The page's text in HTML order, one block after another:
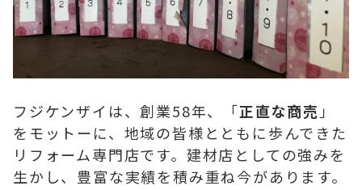
フジケンザイは、創業58年、「正直な商売 」
をモットーに、地域の皆様とともに歩んできた
リフォーム専門店です。建材店としての強みを
生かし、豊富な実績を積み重ね今があります。